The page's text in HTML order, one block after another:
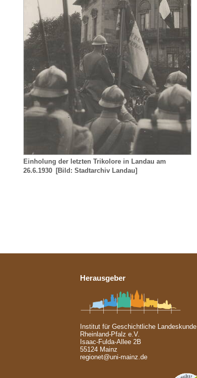
Einholung der letzten Trikolore in Landau am
26.6.1930 [Bild: Stadtarchiv Landau]
Herausgeber
Institut für Geschichtliche Landeskunde
Rheinland-Pfalz e.V.
Isaac-Fulda-Allee 2B
55124 Mainz
regionet@uni-mainz.de